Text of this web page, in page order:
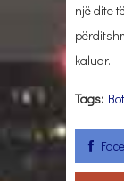
një dite
kaluar.
Tags: